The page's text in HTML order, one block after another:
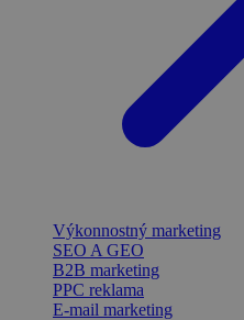
Výkonnostný marketing
SEO A GEO
B2B marketing
PPC reklama
E-mail marketing